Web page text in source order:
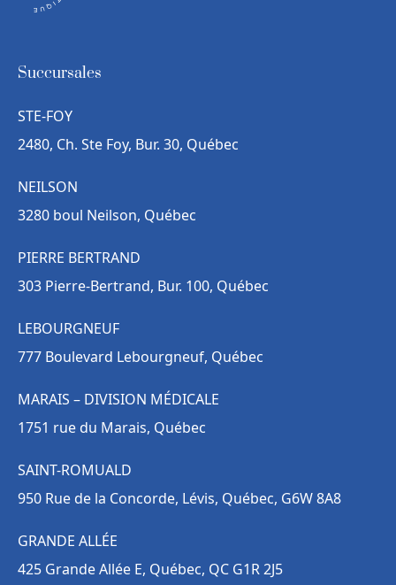
Succursales
STE-FOY
2480, Ch. Ste Foy, Bur. 30, Québec
NEILSON
3280 boul Neilson, Québec
PIERRE BERTRAND
303 Pierre-Bertrand, Bur. 100, Québec
LEBOURGNEUF
777 Boulevard Lebourgneuf, Québec
MARAIS – DIVISION MÉDICALE
1751 rue du Marais, Québec
SAINT-ROMUALD
950 Rue de la Concorde, Lévis, Québec, G6W 8A8
GRANDE ALLÉE
425 Grande Allée E, Québec, QC G1R 2J5